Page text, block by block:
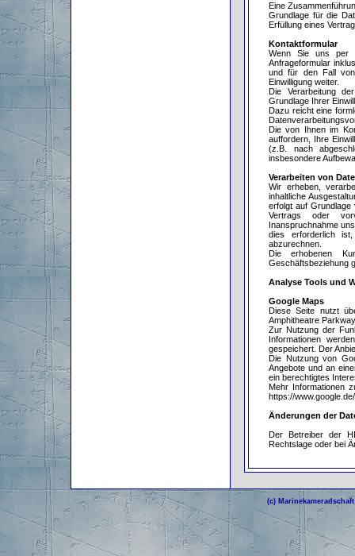
Eine
Grundlage für die
Erfüllung eines
Kontaktformular
Wenn Sie uns per
Anfrageformular
und für den Fall
Einwilligung weiter.
Die Verarbeitung
Grundlage Ihrer
Dazu reicht eine
Die von Ihnen im
auffordern, Ihre
(z.B. nach
insbesondere
Verarbeiten von
Wir erheben,
inhaltliche
erfolgt auf
Vertrags oder
Inanspruchnahme
dies erforderlich
abzurechnen.
Die erhobenen
Geschäftsbeziehung
Analyse Tools und
Google Maps
Diese Seite nutzt
Amphitheatre
Zur Nutzung der
Informationen
gespeichert. Der
Die Nutzung von
Angebote und an
ein berechtigtes
Mehr Informationen
https://
Änderungen der
Der Betreiber der
Rechtslage oder bei
(c)